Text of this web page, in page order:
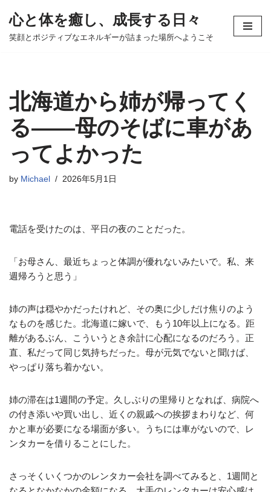
コ
ツ
へ
ス
キ
心と体を癒し、成長する日々
笑顔とポジティブなエネルギーが詰まった場所へようこそ
北海道から姉が帰ってく
る——母のそばに車があ
ってよかった
by Michael 2026年5月1日
電話を受けたのは、平日の夜のことだった。
「お母さん、最近ちょっと体調が優れないみたいで。私、来
週帰ろうと思う」
姉の声は穏やかだったけれど、その奥に少しだけ焦りのよう
なものを感じた。北海道に嫁いで、もう10年以上になる。距
離があるぶん、こういうとき余計に心配になるのだろう。正
直、私だって同じ気持ちだった。母が元気でないと聞けば、
やっぱり落ち着かない。
姉の滞在は1週間の予定。久しぶりの里帰りとなれば、病院へ
の付き添いや買い出し、近くの親戚への挨拶まわりなど、何
かと車が必要になる場面が多い。うちには車がないので、レ
ンタカーを借りることにした。
さっそくいくつかのレンタカー会社を調べてみると、1週間と